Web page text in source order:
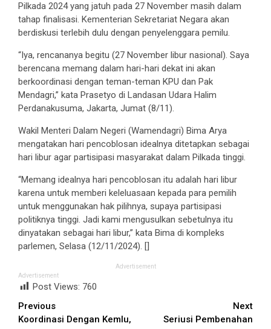
Pilkada 2024 yang jatuh pada 27 November masih dalam
tahap finalisasi. Kementerian Sekretariat Negara akan
berdiskusi terlebih dulu dengan penyelenggara pemilu.
“Iya, rencananya begitu (27 November libur nasional). Saya
berencana memang dalam hari-hari dekat ini akan
berkoordinasi dengan teman-teman KPU dan Pak
Mendagri,” kata Prasetyo di Landasan Udara Halim
Perdanakusuma, Jakarta, Jumat (8/11).
Wakil Menteri Dalam Negeri (Wamendagri) Bima Arya
mengatakan hari pencoblosan idealnya ditetapkan sebagai
hari libur agar partisipasi masyarakat dalam Pilkada tinggi.
“Memang idealnya hari pencoblosan itu adalah hari libur
karena untuk memberi keleluasaan kepada para pemilih
untuk menggunakan hak pilihnya, supaya partisipasi
politiknya tinggi. Jadi kami mengusulkan sebetulnya itu
dinyatakan sebagai hari libur,” kata Bima di kompleks
parlemen, Selasa (12/11/2024). []
Advertisement
Advertisement
Post Views: 760
Continue
Previous
Koordinasi Dengan Kemlu,
Next
Seriusi Pembenahan